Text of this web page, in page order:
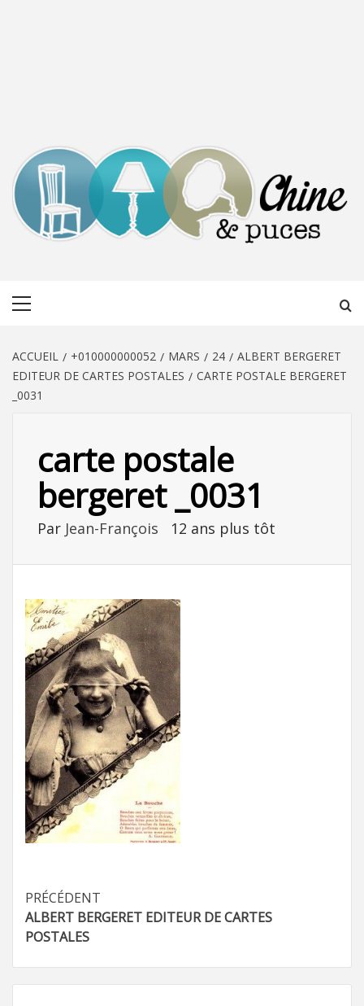
ACCUEIL +010000000052 MARS 24
ALBERT BERGERET
EDITEUR DE CARTES POSTALES
CARTE POSTALE BERGERET
_0031
carte postale
bergeret _0031
Par Jean-François 12 ans plus tôt
Navigation
d’article
PRÉCÉDENT
ALBERT BERGERET EDITEUR DE CARTES
POSTALES